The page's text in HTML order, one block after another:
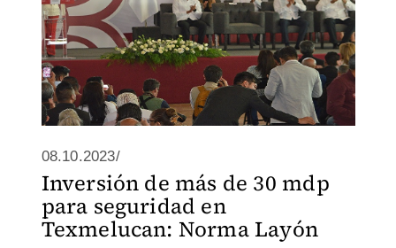
08.10.2023/
Inversión de más de 30 mdp
para seguridad en
Texmelucan: Norma Layón